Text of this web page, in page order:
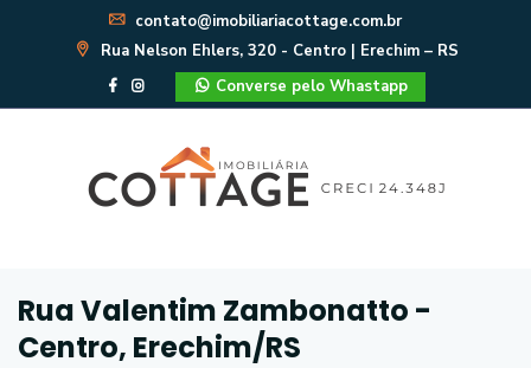
contato@imobiliariacottage.com.br
Rua Nelson Ehlers, 320 - Centro | Erechim – RS
Converse pelo Whastapp
Rua Valentim Zambonatto -
Centro, Erechim/RS